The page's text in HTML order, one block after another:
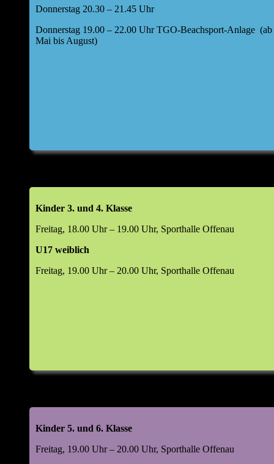
Donnerstag 20.30 – 21.45 Uhr
Donnerstag 19.00 – 22.00 Uhr TGO-Beachsport-Anlage (ab
Mai bis August)
Kinder 3. und 4. Klasse
Freitag, 18.00 Uhr – 19.00 Uhr, Sporthalle Offenau
U17 weiblich
Freitag, 19.00 Uhr – 20.00 Uhr, Sporthalle Offenau
Kinder 5. und 6. Klasse
Freitag, 19.00 Uhr – 20.00 Uhr, Sporthalle Offenau